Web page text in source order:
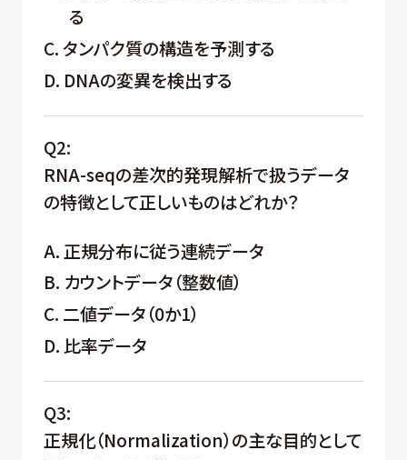
る
C. タンパク質の構造を予測する
D. DNAの変異を検出する
Q2:
RNA-seqの差次的発現解析で扱うデータ
の特徴として正しいものはどれか？
A. 正規分布に従う連続データ
B. カウントデータ（整数値）
C. 二値データ（0か1）
D. 比率データ
Q3:
正規化（Normalization）の主な目的として